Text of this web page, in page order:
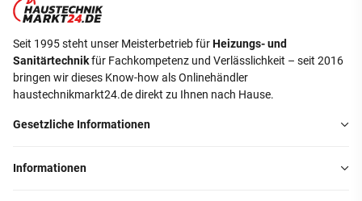
Seit 1995 steht unser Meisterbetrieb fürHeizungs- und
Sanitärtechnikfür Fachkompetenz und Verlässlichkeit – seit 2016
bringen wir dieses Know-how als Onlinehändler
haustechnikmarkt24.de direkt zu Ihnen nach Hause.
Gesetzliche Informationen
Informationen